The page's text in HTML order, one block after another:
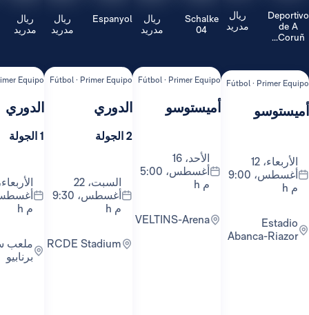
ريال
مدريد
Fútbol
أغسطس، 9:00
Schalke
04
ريال
مدريد
Fútbol · Primer Equipo
أميستوسو
الأحد، 16
أغسطس، 5:00
م h
VELTINS-Arena
Espanyol
ريال
Fútbol · Primer Equipo
الدوري
أغسطس، 9:30
RCDE Stadium
ريال
مدريد
Real
Sociedad
Fútbol · Primer Equipo
الدوري
1 الجولة
الأربعاء، 26
أغسطس، 9:00
ملعب سانتياغو